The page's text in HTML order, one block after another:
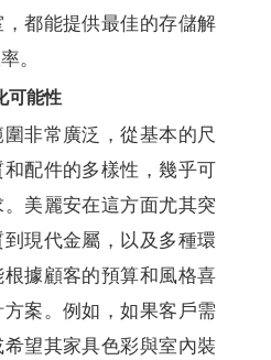
都能提供最佳的存儲解
。
可能性
非常廣泛，從基本的尺
配件的多樣性，幾乎可
美麗安在這方面尤其突
現代金屬，以及多種環
據顧客的預算和風格喜
案。例如，如果客戶需
望其家具色彩與室內裝